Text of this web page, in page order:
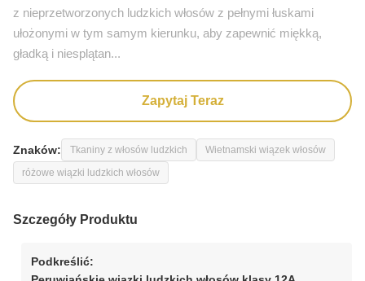
z nieprzetworzonych ludzkich włosów z pełnymi łuskami
ułożonymi w tym samym kierunku, aby zapewnić miękką,
gładką i niesplątan...
Zapytaj Teraz
Znaków: Tkaniny z włosów ludzkich
Wietnamski wiązek włosów
różowe wiązki ludzkich włosów
Szczegóły Produktu
Podkreślić: